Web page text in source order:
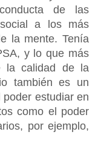
de las
a los más
la mente. Tenía
y lo que más
la calidad de la
también es un
estudiar en
como el poder
por ejemplo,